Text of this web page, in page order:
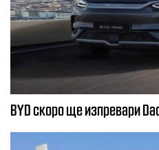
BYD скоро ще изпревари